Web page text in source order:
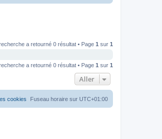
a retourné 0 résultat • Page 1 sur 1
a retourné 0 résultat • Page 1 sur 1
Aller
Fuseau horaire sur UTC+01:00
cookies